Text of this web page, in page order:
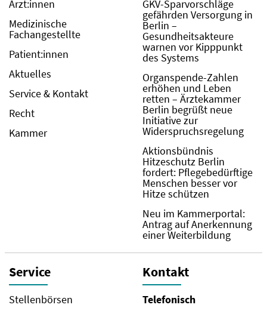
Ärzt:innen
Medizinische
Fachangestellte
Patient:innen
Aktuelles
Service & Kontakt
Recht
Kammer
GKV-Sparvorschläge
gefährden Versorgung in
Berlin –
Gesundheitsakteure
warnen vor Kipppunkt
des Systems
Organspende-Zahlen
erhöhen und Leben
retten – Ärztekammer
Berlin begrüßt neue
Initiative zur
Widerspruchsregelung
Aktionsbündnis
Hitzeschutz Berlin
fordert: Pflegebedürftige
Menschen besser vor
Hitze schützen
Neu im Kammerportal:
Antrag auf Anerkennung
einer Weiterbildung
Service
Stellenbörsen
Kontakt
Telefonisch